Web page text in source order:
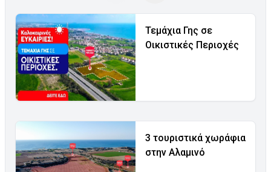
Τεμάχια Γης σε
Οικιστικές Περιοχές
3 τουριστικά χωράφια
στην Αλαμινό